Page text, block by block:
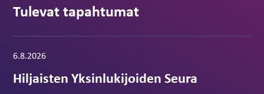
Tulevat tapahtumat
Tapahtuma alkaa:
6.8.2026
Hiljaisten Yksinlukijoiden Seura